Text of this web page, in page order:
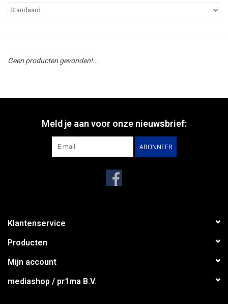
Rare Dingetjes-reeks
Geen producten gevonden!...
Meld je aan voor onze nieuwsbrief:
ABONNEER
Klantenservice
Producten
Mijn account
mediashop / pr1ma B.V.